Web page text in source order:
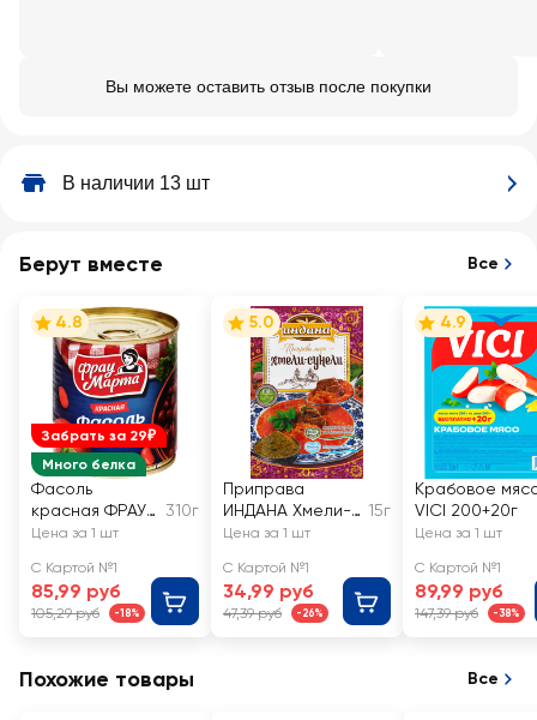
Вы можете оставить отзыв после покупки
В наличии 13 шт
Берут вместе Все
Забрать за 29₽
Много белка
4.8
Фасоль
красная ФРАУ
МАРТА в
соусе
310г
Цена за 1 шт
С Картой №1
85,99 руб
105,29 руб -18%
5.0
Приправа
ИНДАНА Хмели-
сунели
15г
Цена за 1 шт
С Картой №1
34,99 руб
47,39 руб -26%
4.9
Крабовое
VICI 200+20г
Цена за 1 шт
С Картой №1
89,99 руб
147,39 руб -38%
Похожие товары Все